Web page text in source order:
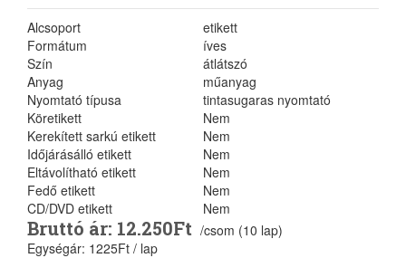
Alcsoport
etikett
Formátum
íves
Szín
átlátszó
Anyag
műanyag
Nyomtató típusa
tintasugaras nyomtató
Köretikett
Nem
Kerekített sarkú etikett
Nem
Időjárásálló etikett
Nem
Eltávolítható etikett
Nem
Fedő etikett
Nem
CD/DVD etikett
Nem
Bruttó ár: 12.250Ft /csom (10 lap)
Egységár: 1225Ft / lap